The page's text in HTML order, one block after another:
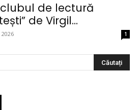
de lectură
de Virgil...
1